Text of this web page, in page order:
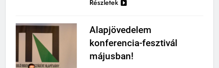
Részletek
Alapjövedelem
konferencia-fesztivál
májusban!